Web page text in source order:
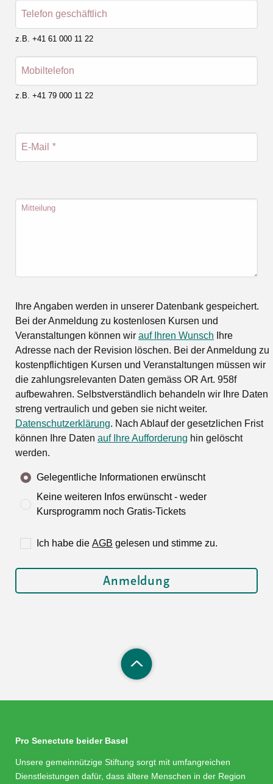
Telefon geschäftlich
z.B. +41 61 000 11 22
Mobiltelefon
z.B. +41 79 000 11 22
E-Mail *
Mitteilung
Ihre Angaben werden in unserer Datenbank gespeichert.
Bei der Anmeldung zu kostenlosen Kursen und
Veranstaltungen können wir auf Ihren Wunsch Ihre
Adresse nach der Revision löschen. Bei der Anmeldung zu
kostenpflichtigen Kursen und Veranstaltungen müssen wir
die zahlungsrelevanten Daten gemäss OR Art. 958f
aufbewahren. Selbstverständlich behandeln wir Ihre Daten
streng vertraulich und geben sie nicht weiter.
Datenschutzerklärung. Nach Ablauf der gesetzlichen Frist
können Ihre Daten auf Ihre Aufforderung hin gelöscht
werden.
Gelegentliche Informationen erwünscht
Keine weiteren Infos erwünscht - weder
Kursprogramm noch Gratis-Tickets
Ich habe die AGB gelesen und stimme zu.
Pro Senectute beider Basel
Unsere gemeinnützige Stiftung sorgt mit umfangreichen
Dienstleistungen dafür, dass ältere Menschen in der Region